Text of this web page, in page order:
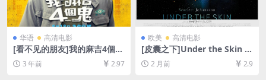
华语 高清电影
[看不见的朋友]我的麻吉4個鬼
(2023)[百度网盘+夸克网盘10
80P超清未删减资源][网盘在
3 年前 2.97
欧美 高清电影
[皮囊之下]Under the Skin (2
013)[百度网盘+夸克网盘1080
P超清未删减资源][网盘在线播
2 月前 2.9